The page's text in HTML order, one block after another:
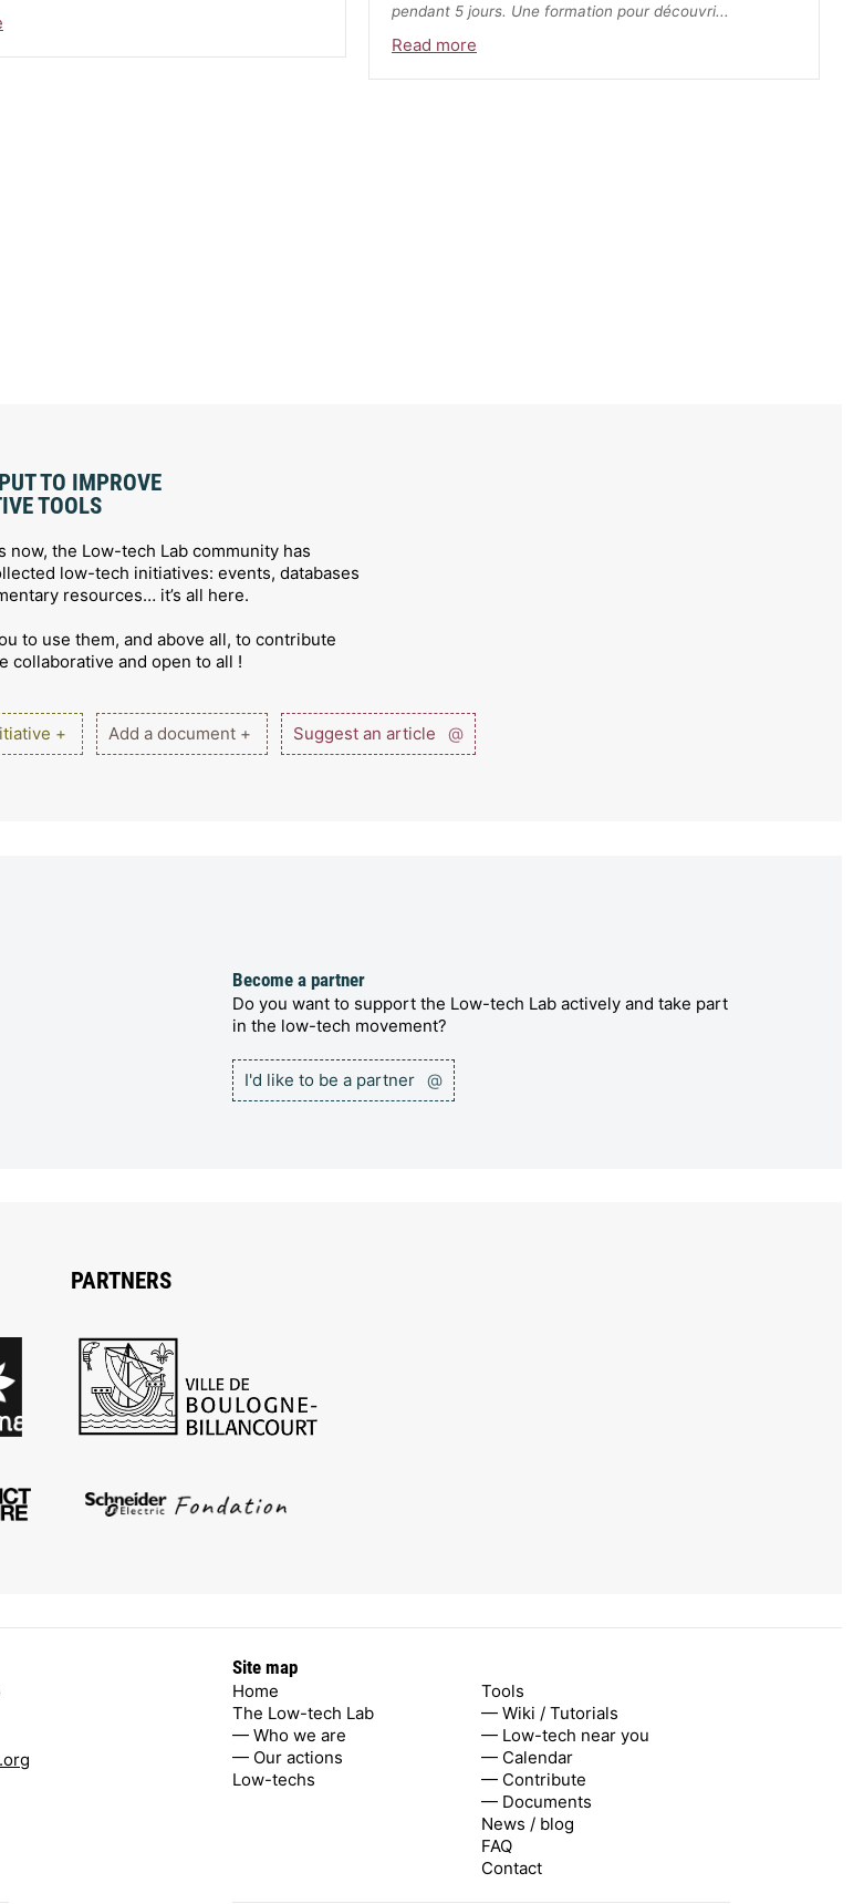
pendant 5 jours. Une formation pour découvri...
Read more
TO IMPROVE
TOOLS
now, the Low-tech Lab community has
low-tech initiatives: events, databases
resources… it’s all here.
to use them, and above all, to contribute
collaborative and open to all !
+ Add a document + Suggest an article @
Become a partner
Do you want to support the Low-tech Lab actively and take part
in the low-tech movement?
I'd like to be a partner @
PARTNERS
Site map
Home
The Low-tech Lab
— Who we are
— Our actions
Low-techs
Tools
— Wiki / Tutorials
— Low-tech near you
— Calendar
— Contribute
— Documents
News / blog
FAQ
Contact